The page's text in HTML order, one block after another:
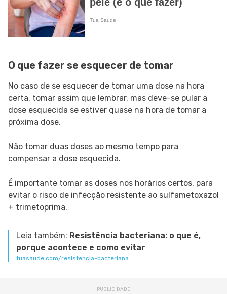
O que fazer se esquecer de tomar
No caso de se esquecer de tomar uma dose na hora
certa, tomar assim que lembrar, mas deve-se pular a
dose esquecida se estiver quase na hora de tomar a
próxima dose.
Não tomar duas doses ao mesmo tempo para
compensar a dose esquecida.
É importante tomar as doses nos horários certos, para
evitar o risco de infecção resistente ao sulfametoxazol
+ trimetoprima.
Leia também: Resistência bacteriana: o que é,
porque acontece e como evitar
tuasaude.com/resistencia-bacteriana